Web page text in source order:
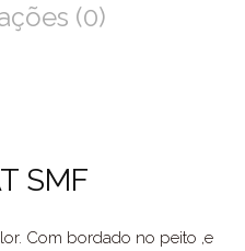
(0)
SMF
Com bordado no peito ,e